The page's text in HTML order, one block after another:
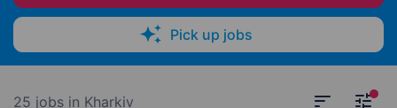
Pick up jobs
25 jobs in Kharkiv